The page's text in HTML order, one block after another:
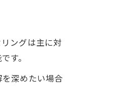
ングは主に対
す。
深めたい場合